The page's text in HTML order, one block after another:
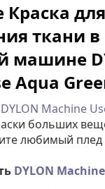
Краска для
ткани в
машине
Aqua
DYLON Machine
больших
любимый плед
DYLON